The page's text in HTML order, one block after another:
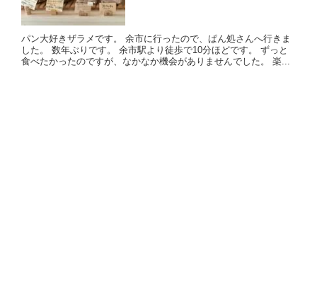
パン大好きザラメです。 余市に行ったので、ぱん処さんへ行きま
した。 数年ぶりです。 余市駅より徒歩で10分ほどです。 ずっと
食べたかったのですが、なかなか機会がありませんでした。 楽...